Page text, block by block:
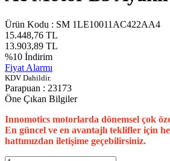
Ürün Kodu : SM 1LE10011AC422AA4
15.448,76 TL
13.903,89 TL
%10 İndirim
Fiyat Alarmı
KDV Dahildir.
Parapuan : 23173
Öne Çıkan Bilgiler
Innomotics motorlarda dönemsel çok
En güncel ve en avantajlı teklifler için
hattımızdan iletişime geçebilirsiniz.